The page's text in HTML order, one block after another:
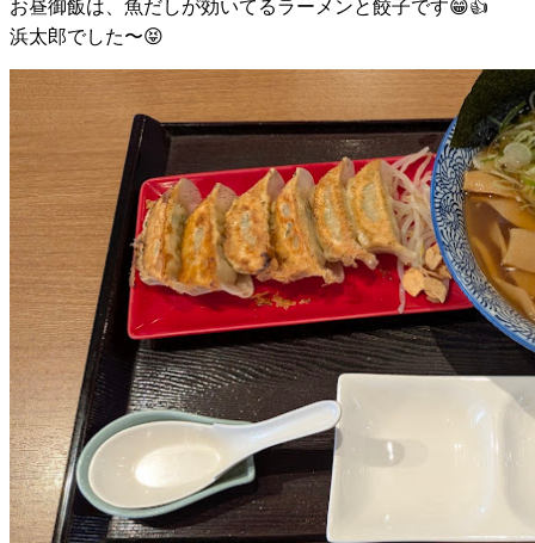
お昼御飯は、魚だしが効いてるラーメンと餃子です😁👍
浜太郎でした〜😝